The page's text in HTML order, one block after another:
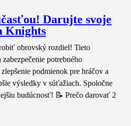
Darujte svoje
Knights
obrovský rozdiel! Tieto
potrebného
podmienok pre hráčov a
výsledky v súťažiach. Spoločne
budúcnosť! 📝 Prečo darovať 2